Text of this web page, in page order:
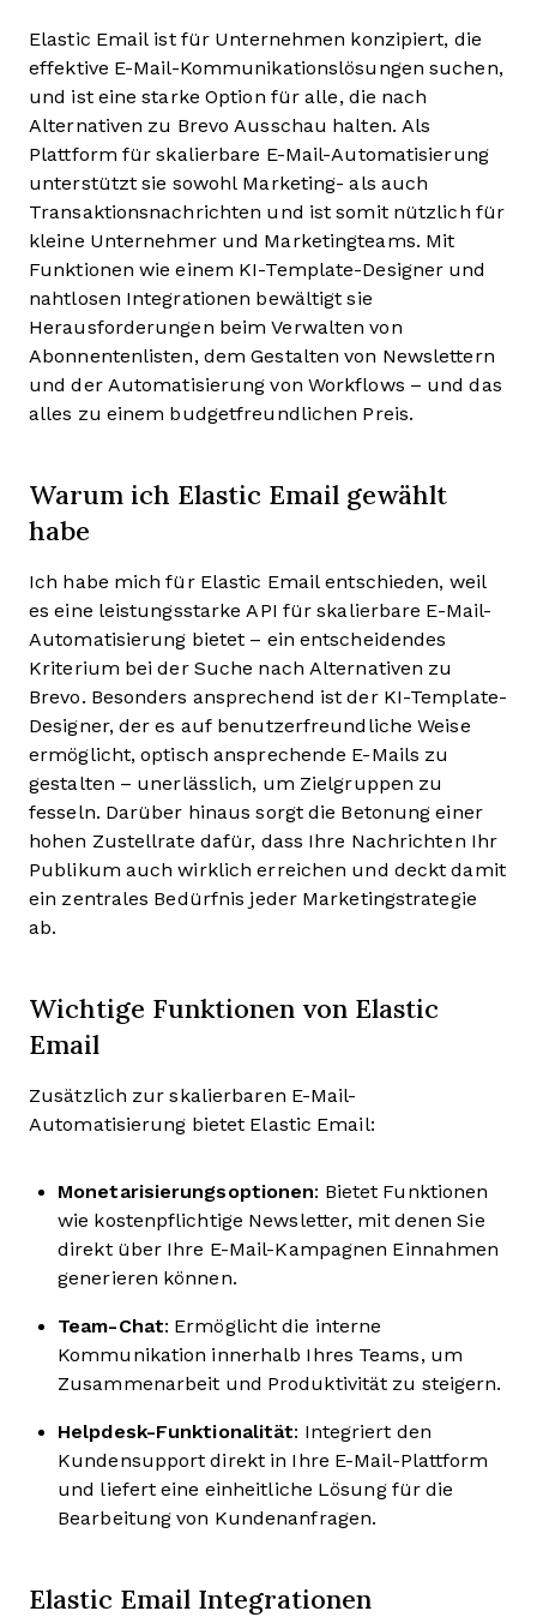
Elastic Email ist für Unternehmen konzipiert, die
effektive E-Mail-Kommunikationslösungen suchen,
und ist eine starke Option für alle, die nach
Alternativen zu Brevo Ausschau halten. Als
Plattform für skalierbare E-Mail-Automatisierung
unterstützt sie sowohl Marketing- als auch
Transaktionsnachrichten und ist somit nützlich für
kleine Unternehmer und Marketingteams. Mit
Funktionen wie einem KI-Template-Designer und
nahtlosen Integrationen bewältigt sie
Herausforderungen beim Verwalten von
Abonnentenlisten, dem Gestalten von Newslettern
und der Automatisierung von Workflows – und das
alles zu einem budgetfreundlichen Preis.
Warum ich Elastic Email gewählt
habe
Ich habe mich für Elastic Email entschieden, weil
es eine leistungsstarke API für skalierbare E-Mail-
Automatisierung bietet – ein entscheidendes
Kriterium bei der Suche nach Alternativen zu
Brevo. Besonders ansprechend ist der KI-Template-
Designer, der es auf benutzerfreundliche Weise
ermöglicht, optisch ansprechende E-Mails zu
gestalten – unerlässlich, um Zielgruppen zu
fesseln. Darüber hinaus sorgt die Betonung einer
hohen Zustellrate dafür, dass Ihre Nachrichten Ihr
Publikum auch wirklich erreichen und deckt damit
ein zentrales Bedürfnis jeder Marketingstrategie
ab.
Wichtige Funktionen von Elastic
Email
Zusätzlich zur skalierbaren E-Mail-
Automatisierung bietet Elastic Email:
Monetarisierungsoptionen: Bietet Funktionen
wie kostenpflichtige Newsletter, mit denen Sie
direkt über Ihre E-Mail-Kampagnen Einnahmen
generieren können.
Team-Chat: Ermöglicht die interne
Kommunikation innerhalb Ihres Teams, um
Zusammenarbeit und Produktivität zu steigern.
Helpdesk-Funktionalität: Integriert den
Kundensupport direkt in Ihre E-Mail-Plattform
und liefert eine einheitliche Lösung für die
Bearbeitung von Kundenanfragen.
Elastic Email Integrationen